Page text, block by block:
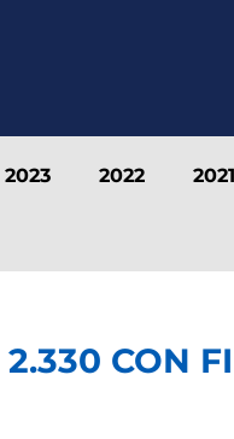
2023 2022 2021
CON